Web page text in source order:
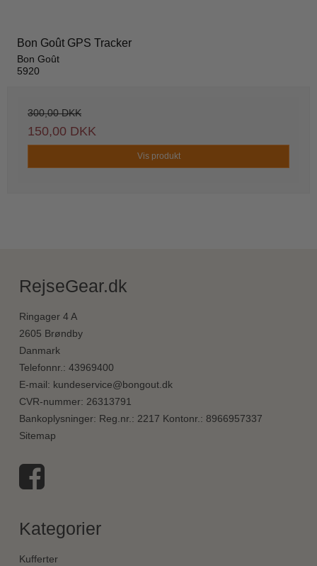
Bon Goût GPS Tracker
Bon Goût
5920
300,00 DKK
150,00 DKK
Vis produkt
RejseGear.dk
Ringager 4 A
2605 Brøndby
Danmark
Telefonnr. : 43969400
E-mail: kundeservice@bongout.dk
CVR-nummer: 26313791
Bankoplysninger: Reg.nr.: 2217 Kontonr.: 8966957337
Sitemap
Kategorier
Kufferter